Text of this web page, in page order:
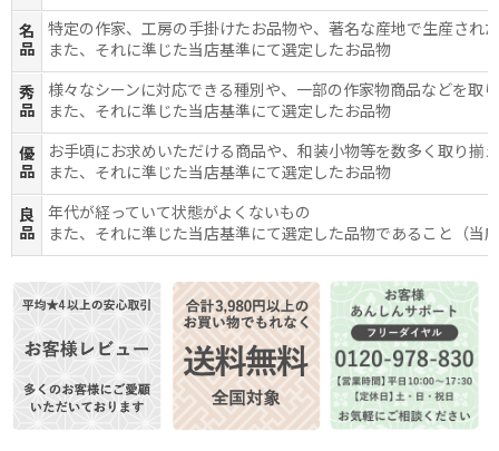
名
品
特定の作家、工房の手掛けたお品物や、著名な産地で生産され
また、それに準じた当店基準にて選定したお品物
秀
品
様々なシーンに対応できる種別や、一部の作家物商品などを取
また、それに準じた当店基準にて選定したお品物
優
品
お手頃にお求めいただける商品や、和装小物等を数多く取り揃
また、それに準じた当店基準にて選定したお品物
良
品
年代が経っていて状態がよくないもの
また、それに準じた当店基準にて選定した品物であること（当